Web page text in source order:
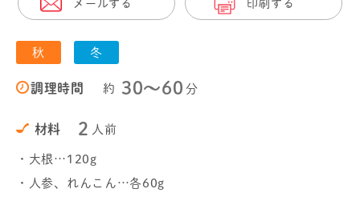
メールする 印刷する
秋 冬
調理時間 約 30〜60 分
材料 2 人前
・大根…120g
・人参、れんこん…各60g